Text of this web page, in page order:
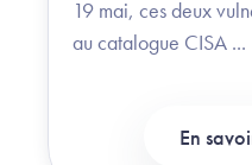
19 mai, ces deux
au catalogue CISA ...
En